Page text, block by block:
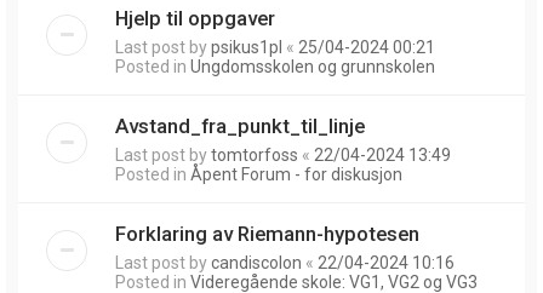
Hjelp til oppgaver
Last post bypsikus1pl « 25/04-2024 00:21
Posted in Ungdomsskolen og grunnskolen
Avstand_fra_punkt_til_linje
Last post bytomtorfoss « 22/04-2024 13:49
Posted in Åpent Forum - for diskusjon
Forklaring av Riemann-hypotesen
Last post bycandiscolon « 22/04-2024 10:16
Posted in Videregående skole: VG1, VG2 og VG3